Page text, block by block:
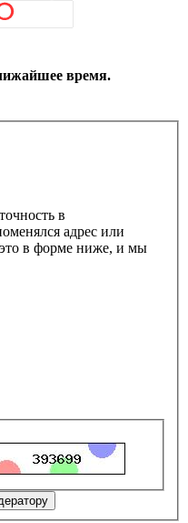
время.
в
адрес или
это в форме ниже, и мы